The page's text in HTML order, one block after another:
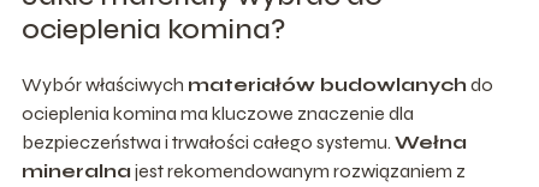
ocieplenia komina?
Wybór właściwych materiałów budowlanych do
ocieplenia komina ma kluczowe znaczenie dla
bezpieczeństwa i trwałości całego systemu. Wełna
mineralna jest rekomendowanym rozwiązaniem z